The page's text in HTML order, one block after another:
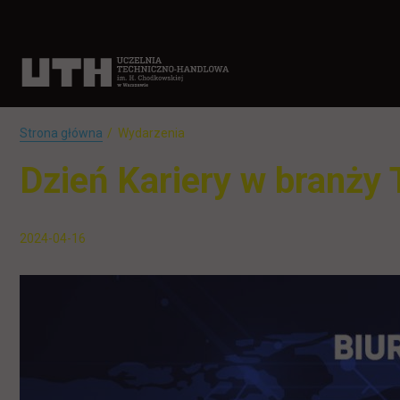
Strona główna Wydarzenia
Dzień Kariery w branży
2024-04-16